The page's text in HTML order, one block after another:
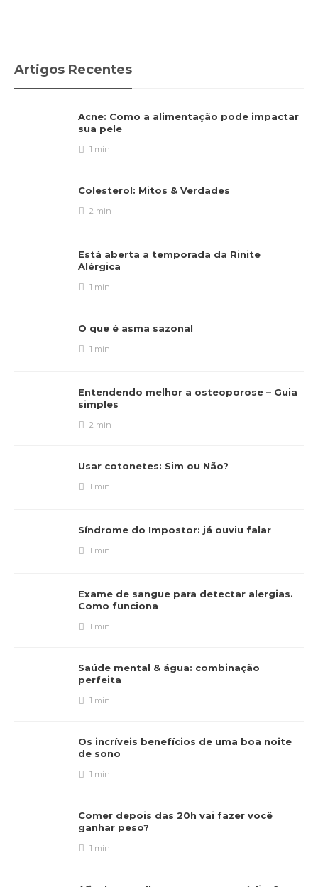
Artigos Recentes
Acne: Como a alimentação pode impactar
sua pele
1 min
Colesterol: Mitos & Verdades
2 min
Está aberta a temporada da Rinite
Alérgica
1 min
O que é asma sazonal
1 min
Entendendo melhor a osteoporose – Guia
simples
2 min
Usar cotonetes: Sim ou Não?
1 min
Síndrome do Impostor: já ouviu falar
1 min
Exame de sangue para detectar alergias.
Como funciona
1 min
Saúde mental & água: combinação
perfeita
1 min
Os incríveis benefícios de uma boa noite
de sono
1 min
Comer depois das 20h vai fazer você
ganhar peso?
1 min